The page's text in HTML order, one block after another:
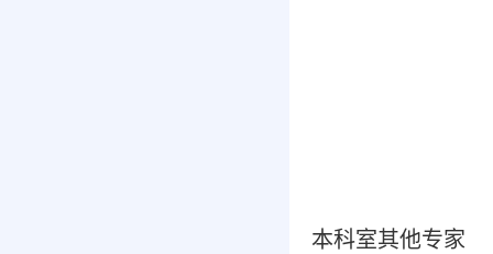
本科室其他专家